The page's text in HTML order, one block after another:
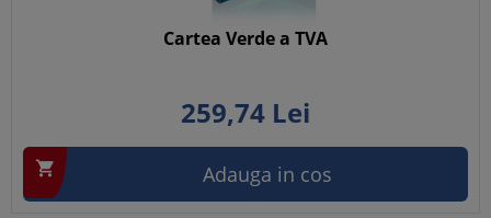
Cartea Verde a TVA
259,74 Lei
 Adauga in cos